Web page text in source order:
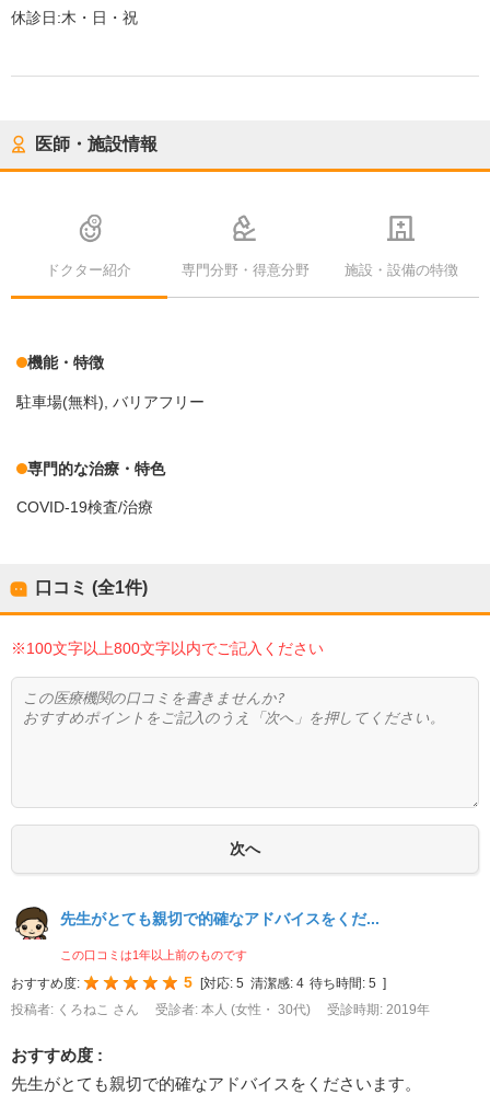
休診日:木・日・祝
医師・施設情報
ドクター紹介 専門分野・得意分野 施設・設備の特徴
機能・特徴
駐車場(無料) バリアフリー
専門的な治療・特色
COVID-19検査/治療
口コミ (全1件)
※100文字以上800文字以内でご記入ください
先生がとても親切で的確なアドバイスをくだ...
この口コミは1年以上前のものです
おすすめ度: 5 [対応: 5 清潔感: 4 待ち時間: 5 ]
投稿者: くろねこ さん
受診者: 本人 (女性・ 30代) 受診時期: 2019年
おすすめ度 :
先生がとても親切で的確なアドバイスをくださいます。